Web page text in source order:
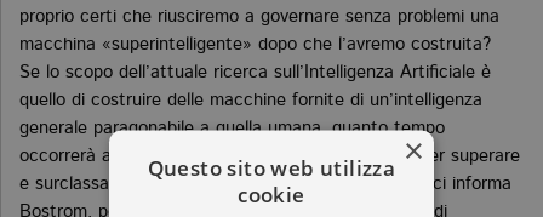
proprio certi che riusciremo a governare senza problemi una
macchina «superintelligente» dopo che l’avremo costruita?
Se lo scopo dell’attuale ricerca sull’Intelligenza Artificiale è
quello di costruire delle macchine fornite di un’intelligenza
generale paragonabile a quella umana, quanto tempo
occorrerà a quelle macchine, una volta costruite, per superare
e surclassare le nostre capacità intellettive? Poco, ci informa
Bostrom, pochissimo. Una volta raggiunto un livello di
×
Questo sito web utilizza
cookie